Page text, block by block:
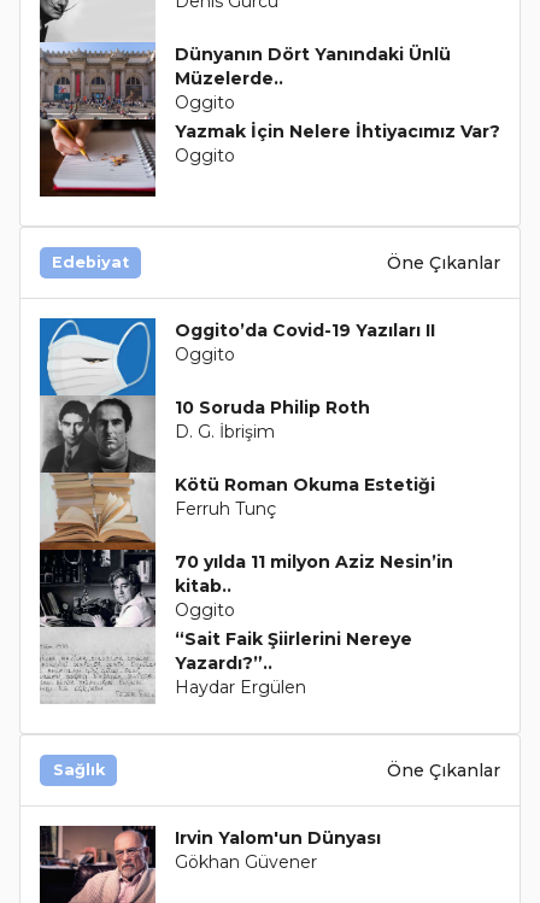
Dünyanın Dört Yanındaki Ünlü
Müzelerde..
Oggito
Yazmak İçin Nelere İhtiyacımız Var?
Oggito
Edebiyat Öne Çıkanlar
Oggito’da Covid-19 Yazıları II
Oggito
10 Soruda Philip Roth
D. G. İbrişim
Kötü Roman Okuma Estetiği
Ferruh Tunç
70 yılda 11 milyon Aziz Nesin’in
kitab..
Oggito
“Sait Faik Şiirlerini Nereye
Yazardı?”..
Haydar Ergülen
Sağlık Öne Çıkanlar
Irvin Yalom'un Dünyası
Gökhan Güvener